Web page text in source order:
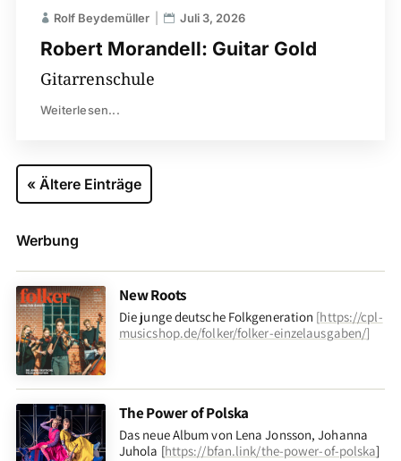
Robert Morandell: Guitar Gold
Rolf Beydemüller Juli 3, 2026
Gitarrenschule
Weiterlesen...
« Ältere Einträge
Werbung
New Roots
Die junge deutsche Folkgeneration [https://cpl-
musicshop.de/folker/folker-einzelausgaben/]
The Power of Polska
Das neue Album von Lena Jonsson, Johanna
Juhola [https://bfan.link/the-power-of-polska]